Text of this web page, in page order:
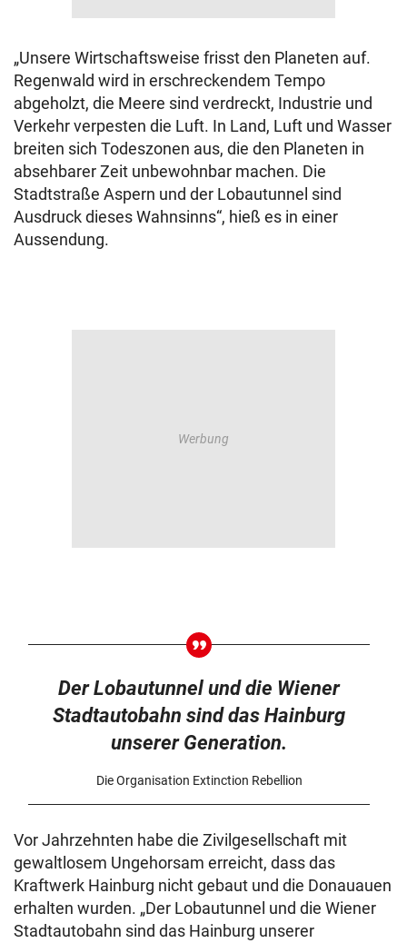
„Unsere Wirtschaftsweise frisst den Planeten auf.
Regenwald wird in erschreckendem Tempo
abgeholzt, die Meere sind verdreckt, Industrie und
Verkehr verpesten die Luft. In Land, Luft und Wasser
breiten sich Todeszonen aus, die den Planeten in
absehbarer Zeit unbewohnbar machen. Die
Stadtstraße Aspern und der Lobautunnel sind
Ausdruck dieses Wahnsinns“, hieß es in einer
Aussendung.
Der Lobautunnel und die Wiener
Stadtautobahn sind das Hainburg
unserer Generation.
Die Organisation Extinction Rebellion
Vor Jahrzehnten habe die Zivilgesellschaft mit
gewaltlosem Ungehorsam erreicht, dass das
Kraftwerk Hainburg nicht gebaut und die Donauauen
erhalten wurden. „Der Lobautunnel und die Wiener
Stadtautobahn sind das Hainburg unserer